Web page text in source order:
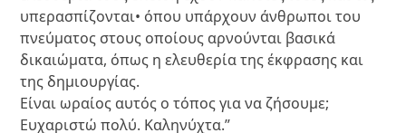
υπερασπίζονται• όπου υπάρχουν άνθρωποι του
πνεύματος στους οποίους αρνούνται βασικά
δικαιώματα, όπως η ελευθερία της έκφρασης και
της δημιουργίας.
Είναι ωραίος αυτός ο τόπος για να ζήσουμε;
Ευχαριστώ πολύ. Καληνύχτα.”